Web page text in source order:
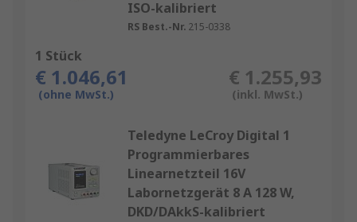
ISO-kalibriert
RS Best.-Nr. 215-0338
1 Stück
€ 1.046,61
(ohne MwSt.)
€ 1.255,93
(inkl. MwSt.)
Teledyne LeCroy Digital 1
Programmierbares
Linearnetzteil 16V
Labornetzgerät 8 A 128 W,
DKD/DAkkS-kalibriert